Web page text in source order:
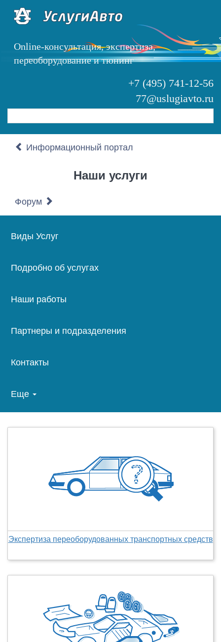
Перейти
основному
Online-консультация, экспертиза,
переоборудование и тюнинг
+7 (495) 741-12-56
77@uslugiavto.ru
Информационный портал
Наши услуги
Форум
Main
Виды Услуг
Подробно об услугах
Наши работы
Партнеры и подразделения
Контакты
Еще
Экспертиза переоборудованных транспортных средств